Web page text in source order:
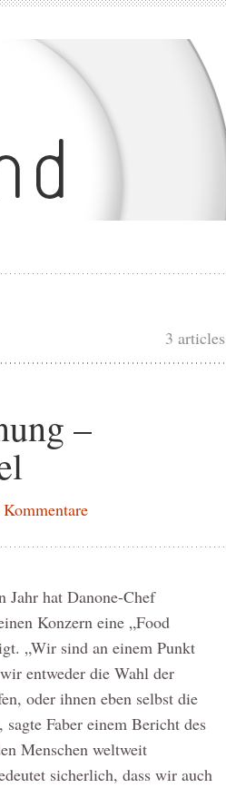
3 articles
–
Jahr hat Danone-Chef
Konzern eine „Food
„Wir sind an einem Punkt
entweder die Wahl der
oder ihnen eben selbst die
Faber einem Bericht des
Menschen weltweit
sicherlich, dass wir auch